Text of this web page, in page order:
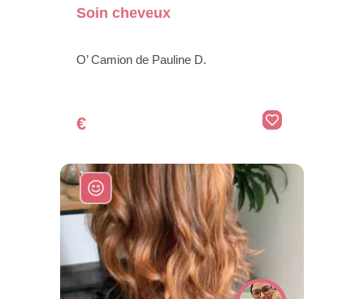
Soin cheveux
O’ Camion de Pauline D.
€